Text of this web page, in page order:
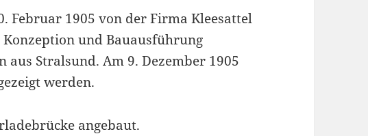
Februar 1905 von der Firma Kleesattel
und Bauausführung
Stralsund. Am 9. Dezember 1905
werden.
angebaut.